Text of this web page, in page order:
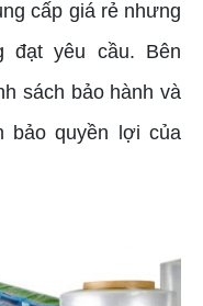
cấp giá rẻ nhưng
đạt yêu cầu. Bên
sách bảo hành và
bảo quyền lợi của